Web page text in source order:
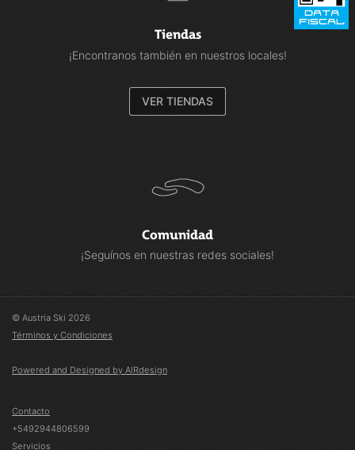
Tiendas
¡Encontranos también en nuestros locales!
VER TIENDAS
Comunidad
¡Seguínos en nuestras redes sociales!
© Austria Ski 2026
Términos y Condiciones
Powered and Designed by AIRdesign
Contacto
+5492944806599
Servicios